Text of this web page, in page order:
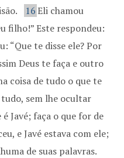
16Eli chamou
filho!” Este respondeu:
“Que te disse ele? Por
Deus te faça e outro
coisa de tudo o que te
sem lhe ocultar
Javé; faça o que for de
e Javé estava com ele;
de suas palavras.